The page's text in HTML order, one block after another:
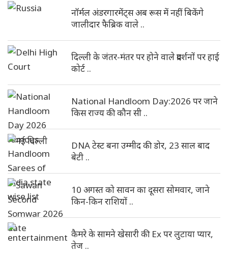
नॉर्मल अंडरगारमेंट्स अब रूस में नहीं बिकेंगे
जालीदार फैब्रिक वाले ..
दिल्ली के जंतर-मंतर पर होने वाले प्रदर्शनों पर हाई
कोर्ट ..
National Handloom Day:2026 पर जाने
किस राज्य की कौन सी ..
DNA टेस्ट बना उम्मीद की डोर, 23 साल बाद
बेटी ..
10 अगस्त को सावन का दूसरा सोमवार, जाने
किन-किन राशियों ..
कैमरे के सामने खेसारी की Ex पर लुटाया प्यार,
तेज ..